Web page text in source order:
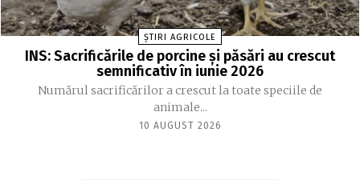
ȘTIRI AGRICOLE
INS: Sacrificările de porcine și păsări au crescut
semnificativ în iunie 2026
Numărul sacrificărilor a crescut la toate speciile de
animale...
10 AUGUST 2026